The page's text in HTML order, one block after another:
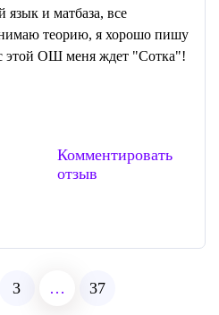
язык и матбаза, все
теорию, я хорошо пишу
этой ОШ меня ждет "Сотка"!
Комментировать
отзыв
3 … 37